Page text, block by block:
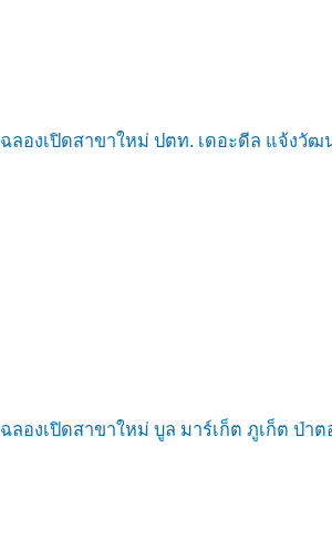
ฉลองเปิดสาขาใหม่ ปตท. เดอะดีล แจ้งวัฒ
ฉลองเปิดสาขาใหม่ บูล มาร์เก็ต ภูเก็ต ป่าต